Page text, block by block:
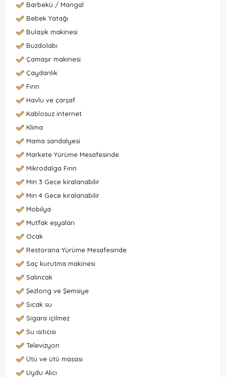
Barbekü / Mangal
Bebek Yatağı
Bulaşık makinesi
Buzdolabı
Çamaşır makinesi
Çaydanlık
Fırın
Havlu ve çarşaf
Kablosuz internet
Klima
Mama sandalyesi
Markete Yürüme Mesafesinde
Mikrodalga Fırın
Min 3 Gece kiralanabilir
Min 4 Gece kiralanabilir
Mobilya
Mutfak eşyaları
Ocak
Restorana Yürüme Mesafesinde
Saç kurutma makinesi
Salıncak
Şezlong ve Şemsiye
Sıcak su
Sigara içilmez
Su ısıtıcısı
Televizyon
Ütü ve ütü masası
Uydu Alıcı